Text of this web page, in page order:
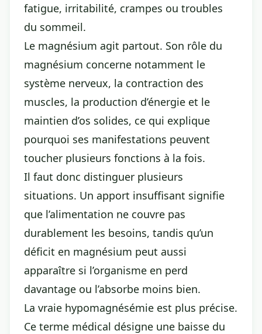
fatigue, irritabilité, crampes ou troubles
du sommeil.
Le magnésium agit partout. Son rôle du
magnésium concerne notamment le
système nerveux, la contraction des
muscles, la production d’énergie et le
maintien d’os solides, ce qui explique
pourquoi ses manifestations peuvent
toucher plusieurs fonctions à la fois.
Il faut donc distinguer plusieurs
situations. Un apport insuffisant signifie
que l’alimentation ne couvre pas
durablement les besoins, tandis qu’un
déficit en magnésium peut aussi
apparaître si l’organisme en perd
davantage ou l’absorbe moins bien.
La vraie hypomagnésémie est plus précise.
Ce terme médical désigne une baisse du